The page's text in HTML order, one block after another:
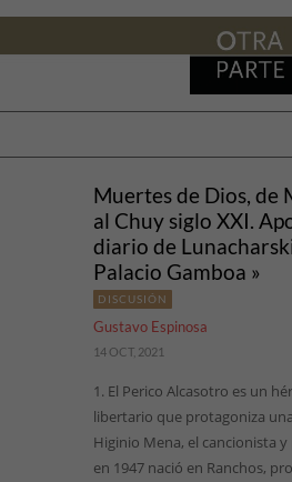
Muertes de Dios, de
al Chuy siglo XXI.
diario de
Palacio Gamboa »
DISCUSIÓN
Gustavo Espinosa
14 OCT, 2021
1. El Perico Alcasotro es un
libertario que protagoniza
Higinio Mena, el cancionista
en 1947 nació en Ranchos,